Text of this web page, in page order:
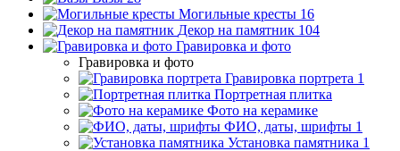
Могильные кресты 16
Декор на памятник 104
Гравировка и фото
Гравировка и фото
Гравировка портрета 1
Портретная плитка
Фото на керамике
ФИО, даты, шрифты 1
Установка памятника 1